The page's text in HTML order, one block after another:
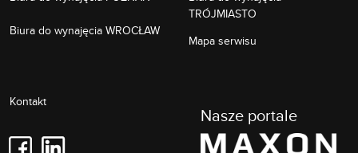
TRÓJMIASTO
Biura do wynajęcia WROCŁAW
Mapa serwisu
Kontakt
Nasze portale